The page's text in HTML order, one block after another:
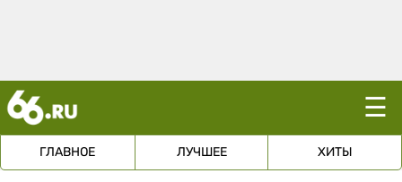
☰
ГЛАВНОЕ ЛУЧШЕЕ ХИТЫ